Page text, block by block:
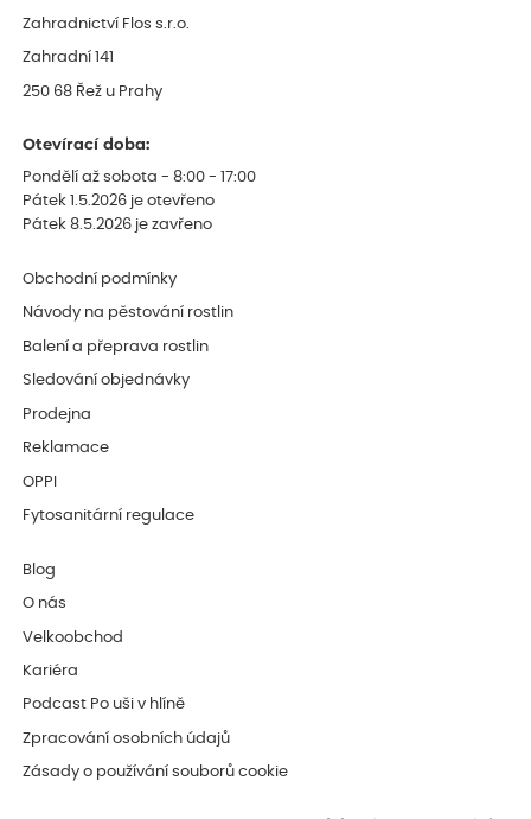
Zahradnictví Flos s.r.o.
Zahradní 141
250 68 Řež u Prahy
Otevírací doba:
Pondělí až sobota - 8:00 - 17:00
Pátek 1.5.2026 je otevřeno
Pátek 8.5.2026 je zavřeno
Obchodní podmínky
Návody na pěstování rostlin
Balení a přeprava rostlin
Sledování objednávky
Prodejna
Reklamace
OPPI
Fytosanitární regulace
Blog
O nás
Velkoobchod
Kariéra
Podcast Po uši v hlíně
Zpracování osobních údajů
Zásady o používání souborů cookie